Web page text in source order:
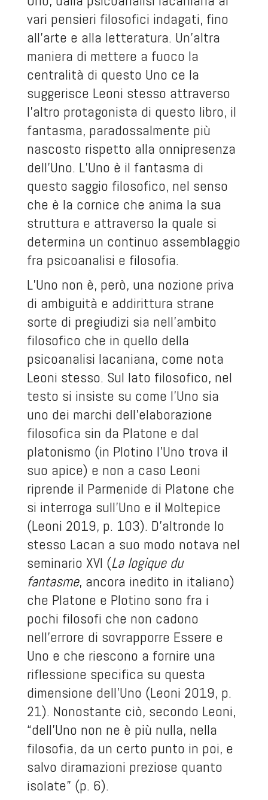
vari pensieri filosofici indagati, fino
all’arte e alla letteratura. Un’altra
maniera di mettere a fuoco la
centralità di questo Uno ce la
suggerisce Leoni stesso attraverso
l’altro protagonista di questo libro, il
fantasma, paradossalmente più
nascosto rispetto alla onnipresenza
dell’Uno. L’Uno è il fantasma di
questo saggio filosofico, nel senso
che è la cornice che anima la sua
struttura e attraverso la quale si
determina un continuo assemblaggio
fra psicoanalisi e filosofia.
L’Uno non è, però, una nozione priva
di ambiguità e addirittura strane
sorte di pregiudizi sia nell’ambito
filosofico che in quello della
psicoanalisi lacaniana, come nota
Leoni stesso. Sul lato filosofico, nel
testo si insiste su come l’Uno sia
uno dei marchi dell’elaborazione
filosofica sin da Platone e dal
platonismo (in Plotino l’Uno trova il
suo apice) e non a caso Leoni
riprende il Parmenide di Platone che
si interroga sull’Uno e il Moltepice
(Leoni 2019, p. 103). D’altronde lo
stesso Lacan a suo modo notava nel
seminario XVI (La logique du
fantasme, ancora inedito in italiano)
che Platone e Plotino sono fra i
pochi filosofi che non cadono
nell’errore di sovrapporre Essere e
Uno e che riescono a fornire una
riflessione specifica su questa
dimensione dell’Uno (Leoni 2019, p.
21). Nonostante ciò, secondo Leoni,
“dell’Uno non ne è più nulla, nella
filosofia, da un certo punto in poi, e
salvo diramazioni preziose quanto
isolate” (p. 6).